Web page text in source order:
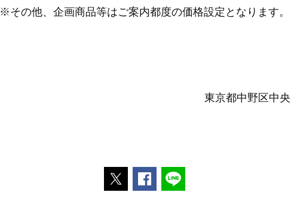
※その他、企画商品等はご案内都度の価格設定となります。
東京都中野区中
ポストするFacebookでシェアする